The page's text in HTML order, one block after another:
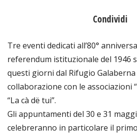
Condividi
Tre eventi dedicati all’80°
referendum istituzionale del 1946
questi giorni dal Rifugio Galaberna
collaborazione con le associazioni
“La cà dë tui”.
Gli appuntamenti del 30 e 31
celebreranno in particolare il